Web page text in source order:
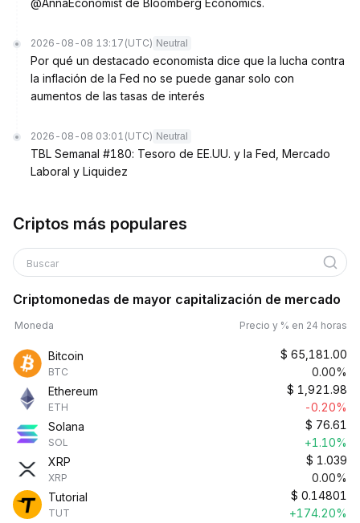
@AnnaEconomist de Bloomberg Economics.
2026-08-08 13:17 (UTC) Neutral
Por qué un destacado economista dice que la lucha contra
la inflación de la Fed no se puede ganar solo con
aumentos de las tasas de interés
2026-08-08 03:01 (UTC) Neutral
TBL Semanal #180: Tesoro de EE.UU. y la Fed, Mercado
Laboral y Liquidez
Criptos más populares
Buscar
Criptomonedas de mayor capitalización de mercado
Moneda Precio y % en 24 horas
Bitcoin
BTC
$ 65,181.00
0.00%
Ethereum
ETH
$ 1,921.98
-0.20%
Solana
SOL
$ 76.61
+1.10%
XRP
XRP
$ 1.039
0.00%
Tutorial
TUT
$ 0.14801
+174.20%